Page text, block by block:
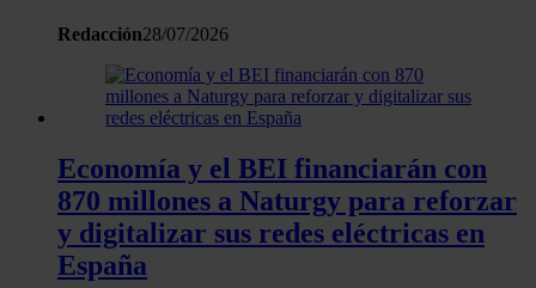
Redacción28/07/2026
Economía y el BEI financiarán con
870 millones a Naturgy para reforzar
y digitalizar sus redes eléctricas en
España